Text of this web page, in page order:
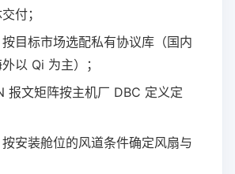
付；
按目标市场选配私有协议库（国内
以 Qi 为主）；
报文矩阵按主机厂 DBC 定义定
按安装舱位的风道条件确定风扇与